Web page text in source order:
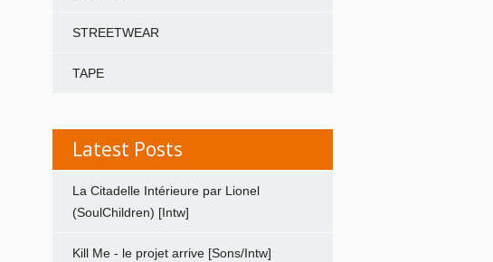
STREETWEAR
TAPE
Latest Posts
La Citadelle Intérieure par Lionel
(SoulChildren) [Intw]
Kill Me - le projet arrive [Sons/Intw]